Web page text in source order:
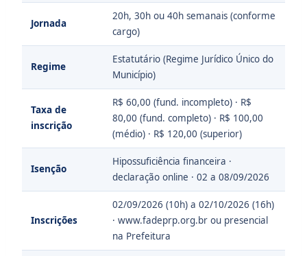
Jornada
20h, 30h ou 40h semanais (conforme
cargo)
Regime
Estatutário (Regime Jurídico Único do
Município)
Taxa de
inscrição
R$ 60,00 (fund. incompleto) · R$
80,00 (fund. completo) · R$ 100,00
(médio) · R$ 120,00 (superior)
Isenção
Hipossuficiência financeira ·
declaração online · 02 a 08/09/2026
Inscrições
02/09/2026 (10h) a 02/10/2026 (16h)
· www.fadeprp.org.br ou presencial
na Prefeitura